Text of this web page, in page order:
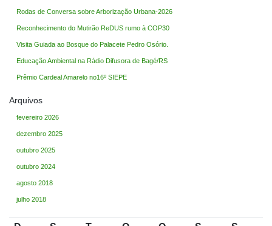
Rodas de Conversa sobre Arborização Urbana-2026
Reconhecimento do Mutirão ReDUS rumo à COP30
Visita Guiada ao Bosque do Palacete Pedro Osório.
Educação Ambiental na Rádio Difusora de Bagé/RS
Prêmio Cardeal Amarelo no16º SIEPE
Arquivos
fevereiro 2026
dezembro 2025
outubro 2025
outubro 2024
agosto 2018
julho 2018